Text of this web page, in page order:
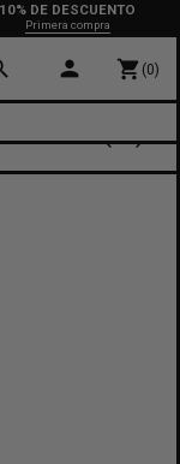
DE DESCUENTO
Primera compra
person shopping_cart (0)